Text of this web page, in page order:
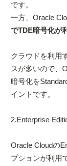
です。
一方、Oracle
でTDE暗号化が
クラウドを利用
スが多いので、
暗号化を
イントです。
2.Enterprise
Oracle Cloudの
プションが利用